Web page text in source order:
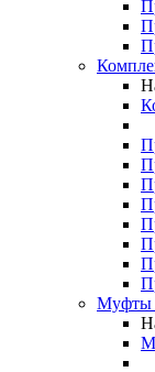
Муфты